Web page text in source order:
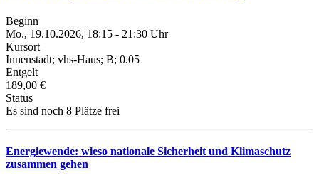
Beginn
Mo., 19.10.2026, 18:15 - 21:30 Uhr
Kursort
Innenstadt; vhs-Haus; B; 0.05
Entgelt
189,00 €
Status
Es sind noch 8 Plätze frei
Energiewende: wieso nationale Sicherheit und Klimaschutz
zusammen gehen